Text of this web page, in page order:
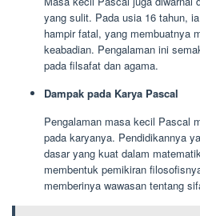
yang sulit. Pada usia 16 tahun,
hampir fatal, yang membuatnya
keabadian. Pengalaman ini
pada filsafat dan agama.
Dampak pada Karya Pascal
Pengalaman masa kecil Pascal
pada karyanya. Pendidikannya
dasar yang kuat dalam
membentuk pemikiran
memberinya wawasan tentang